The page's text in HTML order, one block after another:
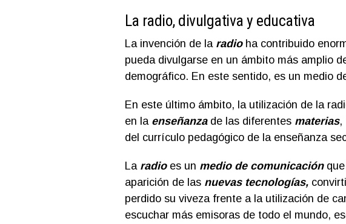
La radio, divulgativa y educativa
La invención de la radioha contribuido
pueda divulgarse en un ámbito más amplio
demográfico. En este sentido, es un medio
En este último ámbito, la utilización de la
en la enseñanzade las diferentes materias,
del currículo pedagógico de la enseñanza
La radioes un medio de comunicaciónque
aparición de las nuevas tecnologías,
perdido su viveza frente a la utilización de
escuchar más emisoras de todo el mundo,